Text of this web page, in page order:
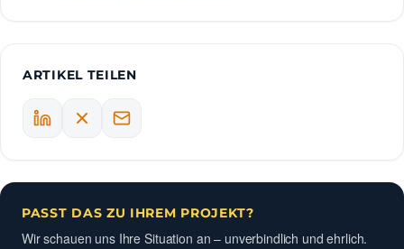
ARTIKEL TEILEN
PASST DAS ZU IHREM PROJEKT?
Wir schauen uns Ihre Situation an – unverbindlich und ehrlich.